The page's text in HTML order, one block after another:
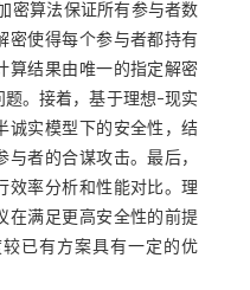
密算法保证所有参与者数
密使得每个参与者都持有
算结果由唯一的指定解密
。接着，基于理想–现实
诚实模型下的安全性，结
者的合谋攻击。最后，
效率分析和性能对比。理
在满足更高安全性的前提
已有方案具有一定的优